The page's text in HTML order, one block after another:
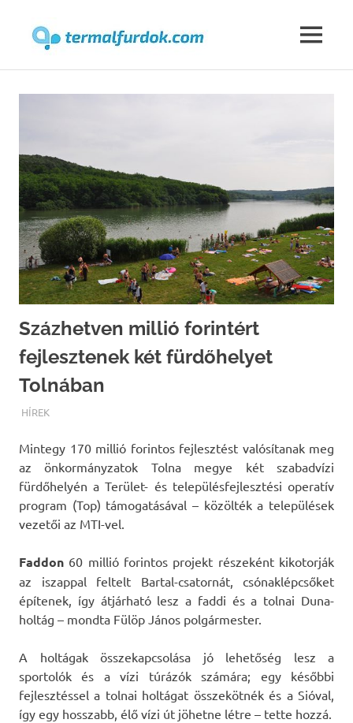
MENU
Százhetven millió forintért
fejlesztenek két fürdőhelyet
Tolnában
TERMALFURDOK.COM
HÍREK
Mintegy 170 millió forintos fejlesztést valósítanak meg
az önkormányzatok Tolna megye két szabadvízi
fürdőhelyén a Terület- és településfejlesztési operatív
program (Top) támogatásával – közölték a települések
vezetői az MTI-vel.
Faddon 60 millió forintos projekt részeként kikotorják
az iszappal feltelt Bartal-csatornát, csónaklépcsőket
építenek, így átjárható lesz a faddi és a tolnai Duna-
holtág – mondta Fülöp János polgármester.
A holtágak összekapcsolása jó lehetőség lesz a
sportolók és a vízi túrázók számára; egy későbbi
fejlesztéssel a tolnai holtágat összekötnék és a Sióval,
így egy hosszabb, élő vízi út jöhetne létre – tette hozzá.